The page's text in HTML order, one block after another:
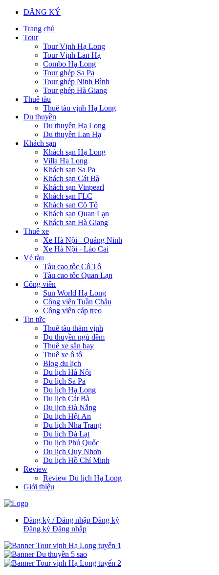
ĐĂNG KÝ
Trang chủ
Tour
Tour Vịnh Hạ Long
Tour Vịnh Lan Hạ
Combo Hạ Long
Tour ghép Sa Pa
Tour ghép Ninh Bình
Tour ghép Hà Giang
Thuê tàu
Thuê tàu vịnh Hạ Long
Du thuyền
Du thuyền Hạ Long
Du thuyền Lan Hạ
Khách sạn
Khách sạn Hạ Long
Villa Hạ Long
Khách sạn Sa Pa
Khách sạn Cát Bà
Khách sạn Vinpearl
Khách sạn FLC
Khách sạn Cô Tô
Khách sạn Quan Lạn
Khách sạn Hà Giang
Thuê xe
Xe Hà Nội - Quảng Ninh
Xe Hà Nội - Lào Cai
Vé tàu
Tàu cao tốc Cô Tô
Tàu cao tốc Quan Lạn
Công viên
Sun World Hạ Long
Công viên Tuần Châu
Công viên cáp treo
Tin tức
Thuê tàu thăm vịnh
Du thuyền ngủ đêm
Thuê xe sân bay
Thuê xe ô tô
Blog du lịch
Du lịch Hà Nội
Du lịch Sa Pa
Du lịch Hạ Long
Du lịch Cát Bà
Du lịch Đà Nẵng
Du lịch Hội An
Du lịch Nha Trang
Du lịch Đà Lạt
Du lịch Phú Quốc
Du lịch Quy Nhơn
Du lịch Hồ Chí Minh
Review
Review Du lịch Hạ Long
Giới thiệu
Đăng ký / Đăng nhập Đăng ký
Đăng ký Đăng nhập